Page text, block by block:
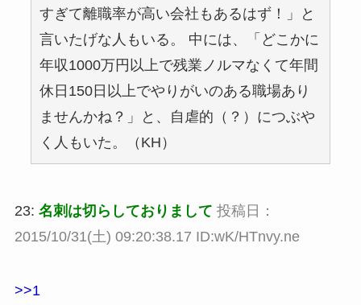
すぎて離職率が高い会社もあるはず！」と
言いたげな人もいる。 中には、「どこかに
年収1000万円以上で残業ノルマなくて年間
休日150日以上でやりがいのある職場あり
ませんかね？」と、自虐的（？）につぶや
く人もいた。（KH）
23: 名刺は切らしておりまして 投稿日：
2015/10/31(土) 09:20:38.17 ID:wK/HTnvy.ne
>>1